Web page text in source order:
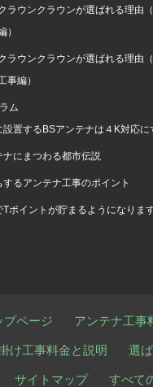
ラウンクラウンが選ばれる理由
）
ラウンクラウンが選ばれる理由
事編）
ム
設置するBSアンテナは４K対応に
ナにまつわる都市伝説
するアンテナ工事のポイント
Tポイントが貯まるようになりま
プページ アンテナ工事
け工事料金と説明 選
サイトマップ すべて